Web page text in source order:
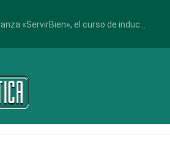
«ServirBien», el curso de induc...